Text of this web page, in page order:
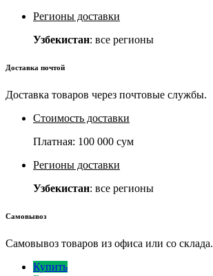
Регионы доставки
Узбекистан: все регионы
Доставка почтой
Доставка товаров через почтовые службы.
Стоимость доставки
Платная: 100 000 сум
Регионы доставки
Узбекистан: все регионы
Самовывоз
Самовывоз товаров из офиса или со склада.
Купить